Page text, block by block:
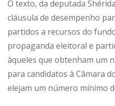
O texto, da deputada
cláusula de desempenho
partidos a recursos do
propaganda eleitoral e
àqueles que obtenham um
para candidatos à Câmara
elejam um número mínimo